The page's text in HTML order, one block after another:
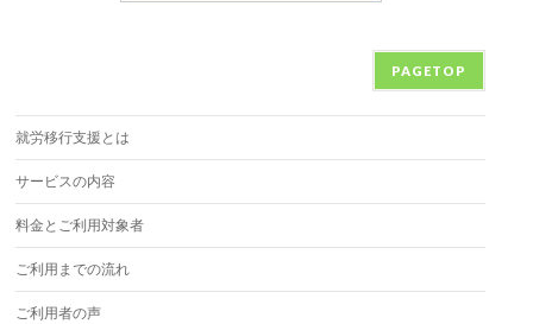
PAGETOP
就労移行支援とは
サービスの内容
料金とご利用対象者
ご利用までの流れ
ご利用者の声